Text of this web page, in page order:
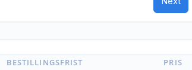
BESTILLINGSFRIST PRIS